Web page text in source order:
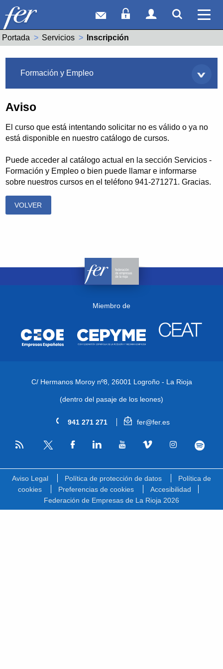
Correo webAcceso Socios
Acceso
Portada Servicios Actual:
Inscripción
Formación y Empleo
Aviso
El curso que está intentando solicitar no es válido o ya no
está disponible en nuestro catálogo de cursos.
Puede acceder al catálogo actual en la sección Servicios -
Formación y Empleo o bien puede llamar e informarse
sobre nuestros cursos en el teléfono 941-271271. Gracias.
VOLVER
Miembro de
C/ Hermanos Moroy nº8, 26001 Logroño - La Rioja
(dentro del pasaje de los leones)
941 271 271 fer@fer.es
RSS
Aviso Legal Política de protección de datos
Política de
cookies
Preferencias de cookies
Accesibilidad
Federación de Empresas de La Rioja 2026